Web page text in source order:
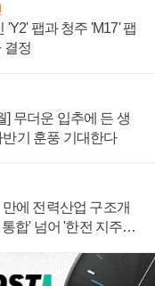
'Y2' 팹과 청주 'M17' 팹
결정
] 무더운 입추에 든 생
기 훈풍 기대한다
에 전력산업 구조개
합' 넘어 '한전 지주사'